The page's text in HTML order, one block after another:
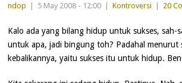
ndop 5 May 2008 - 12:00 Kontroversi 20
Kalo ada yang bilang hidup untuk sukses, sah-
untuk apa, jadi bingung toh? Padahal menurut
kebalikannya, yaitu sukses itu untuk hidup.